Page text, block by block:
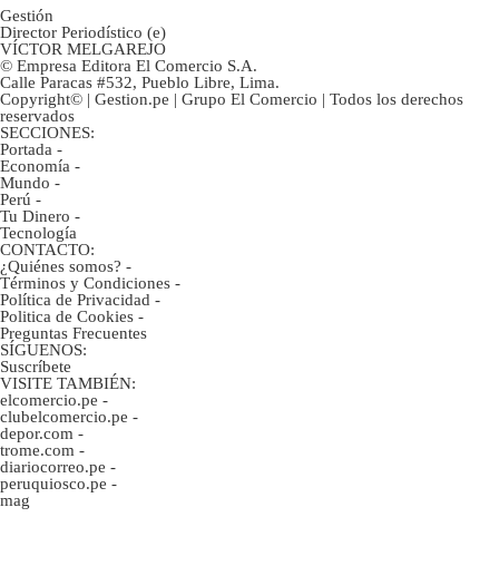
Gestión
Director Periodístico (e)
VÍCTOR MELGAREJO
© Empresa Editora El Comercio S.A.
Calle Paracas #532, Pueblo Libre, Lima.
Copyright© | Gestion.pe | Grupo El Comercio | Todos los derechos
reservados
SECCIONES:
Portada -
Economía -
Mundo -
Perú -
Tu Dinero -
Tecnología
CONTACTO:
¿Quiénes somos? -
Términos y Condiciones -
Política de Privacidad -
Politica de Cookies -
Preguntas Frecuentes
SÍGUENOS:
Suscríbete
VISITE TAMBIÉN:
elcomercio.pe -
clubelcomercio.pe -
depor.com -
trome.com -
diariocorreo.pe -
peruquiosco.pe -
mag